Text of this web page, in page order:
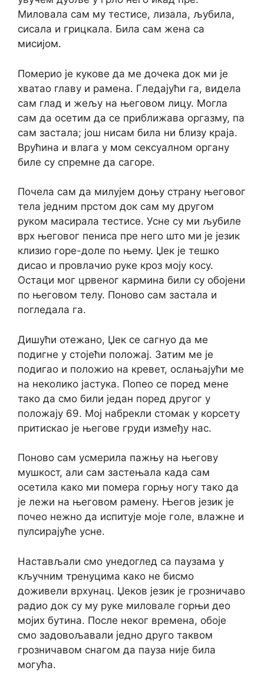
Миловала сам му тестисе, лизала, љубила,
сисала и грицкала. Била сам жена са
мисијом.
Померио је кукове да ме дочека док ми је
хватао главу и рамена. Гледајући га, видела
сам глад и жељу на његовом лицу. Могла
сам да осетим да се приближава оргазму, па
сам застала; још нисам била ни близу краја.
Врућина и влага у мом сексуалном органу
биле су спремне да сагоре.
Почела сам да милујем доњу страну његовог
тела једним прстом док сам му другом
руком масирала тестисе. Усне су ми љубиле
врх његовог пениса пре него што ми је језик
клизио горе-доле по њему. Џек је тешко
дисао и провлачио руке кроз моју косу.
Остаци мог црвеног кармина били су обојени
по његовом телу. Поново сам застала и
погледала га.
Дишући отежано, Џек се сагнуо да ме
подигне у стојећи положај. Затим ме је
подигао и положио на кревет, ослањајући ме
на неколико јастука. Попео се поред мене
тако да смо били један поред другог у
положају 69. Мој набрекли стомак у корсету
притискао је његове груди између нас.
Поново сам усмерила пажњу на његову
мушкост, али сам застењала када сам
осетила како ми помера горњу ногу тако да
је лежи на његовом рамену. Његов језик је
почео нежно да испитује моје голе, влажне и
пулсирајуће усне.
Настављали смо унедоглед са паузама у
кључним тренуцима како не бисмо
доживели врхунац. Џеков језик је грозничаво
радио док су му руке миловале горњи део
мојих бутина. После неког времена, обоје
смо задовољавали једно друго таквом
грозничавом снагом да пауза није била
могућа.